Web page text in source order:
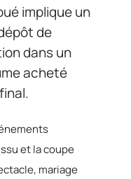
implique un
de
dans un
acheté
et la coupe
mariage